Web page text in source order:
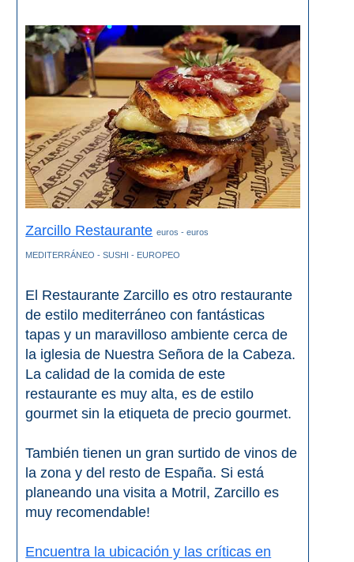
Top 10
Top Gratis
LOS
MEJORES
SITIOS
CERCANOS
Cuevas de Nerja
Caminito del Rey
El Torcal de Antequera
Parqe AquaTropic
LOS
MEJORES
LUGARES
PARA
Zarcillo Restaurante euros - euros
MEDITERRÁNEO - SUSHI - EUROPEO
El Restaurante Zarcillo es otro restaurante
de estilo mediterráneo con fantásticas
tapas y un maravilloso ambiente cerca de
la iglesia de Nuestra Señora de la Cabeza.
La calidad de la comida de este
restaurante es muy alta, es de estilo
gourmet sin la etiqueta de precio gourmet.
También tienen un gran surtido de vinos de
la zona y del resto de España. Si está
planeando una visita a Motril, Zarcillo es
muy recomendable!
Encuentra la ubicación y las críticas en